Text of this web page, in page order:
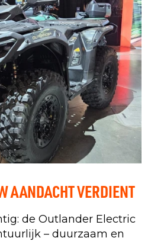
AANDACHT VERDIENT
de Outlander Electric
– duurzaam en